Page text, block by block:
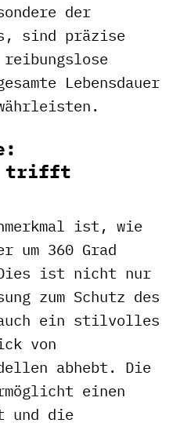
der
sind präzise
Lebensdauer
trifft
ist, wie
um 360 Grad
ist nicht nur
zum Schutz des
ein stilvolles
von
abhebt. Die
einen
und die